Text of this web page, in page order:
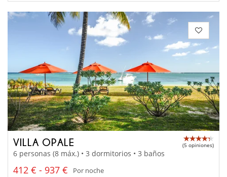
VILLA OPALE (5 opiniones)
6 personas (8 máx.) • 3 dormitorios • 3 baños
412 € - 937 €
Por noche